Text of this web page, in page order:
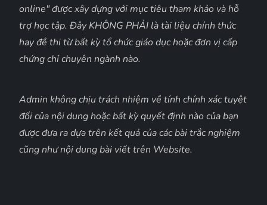
online" được xây dựng với mục tiêu tham khảo và hỗ
trợ học tập. Đây KHÔNG PHẢI là tài liệu chính thức
hay đề thi từ bất kỳ tổ chức giáo dục hoặc đơn vị cấp
chứng chỉ chuyên ngành nào.
Admin không chịu trách nhiệm về tính chính xác tuyệt
đối của nội dung hoặc bất kỳ quyết định nào của bạn
được đưa ra dựa trên kết quả của các bài trắc nghiệm
cũng như nội dung bài viết trên Website.